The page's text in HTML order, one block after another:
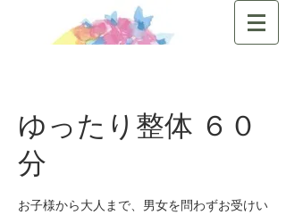
ゆったり整体 ６０
分
お子様から大人まで、男女を問わずお受けい